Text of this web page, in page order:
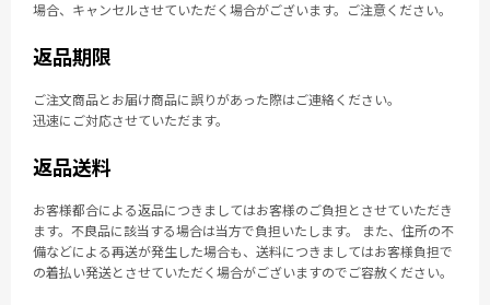
場合、キャンセルさせていただく場合がございます。ご注意ください。
返品期限
ご注文商品とお届け商品に誤りがあった際はご連絡ください。
迅速にご対応させていただます。
返品送料
お客様都合による返品につきましてはお客様のご負担とさせていただき
ます。不良品に該当する場合は当方で負担いたします。 また、住所の不
備などによる再送が発生した場合も、送料につきましてはお客様負担で
の着払い発送とさせていただく場合がございますのでご容赦ください。